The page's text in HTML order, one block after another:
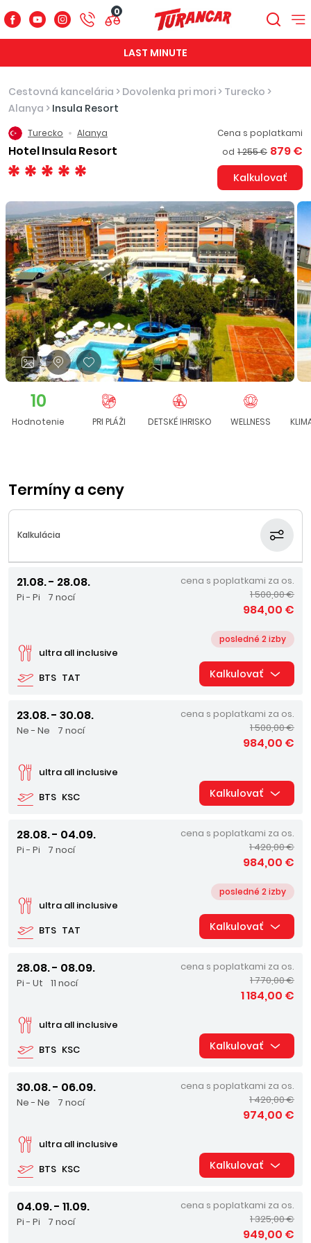
0
LAST MINUTE
Cestovná kancelária > Dovolenka pri mori > Turecko >
Alanya > Insula Resort
Turecko Alanya
Hotel Insula Resort
Cena s poplatkami
od 1 255 € 879 €
Kalkulovať
10
Hodnotenie PRI PLÁŽI DETSKÉ IHRISKO WELLNESS
Termíny a ceny
Kalkulácia
21.08. - 28.08.
Pi - Pi 7 nocí
BTS TAT
ultra all inclusive
posledné 2 izby
cena s poplatkami za os.
1 500,00 €
984,00 €
Kalkulovať
23.08. - 30.08.
Ne - Ne 7 nocí
BTS KSC
ultra all inclusive
cena s poplatkami za os.
1 500,00 €
984,00 €
Kalkulovať
28.08. - 04.09.
Pi - Pi 7 nocí
BTS TAT
ultra all inclusive
posledné 2 izby
cena s poplatkami za os.
1 420,00 €
984,00 €
Kalkulovať
28.08. - 08.09.
Pi - Ut 11 nocí
BTS KSC
ultra all inclusive
cena s poplatkami za os.
1 770,00 €
1 184,00 €
Kalkulovať
30.08. - 06.09.
Ne - Ne 7 nocí
BTS KSC
ultra all inclusive
cena s poplatkami za os.
1 420,00 €
974,00 €
Kalkulovať
04.09. - 11.09.
Pi - Pi 7 nocí
cena s poplatkami za os.
1 325,00 €
949,00 €